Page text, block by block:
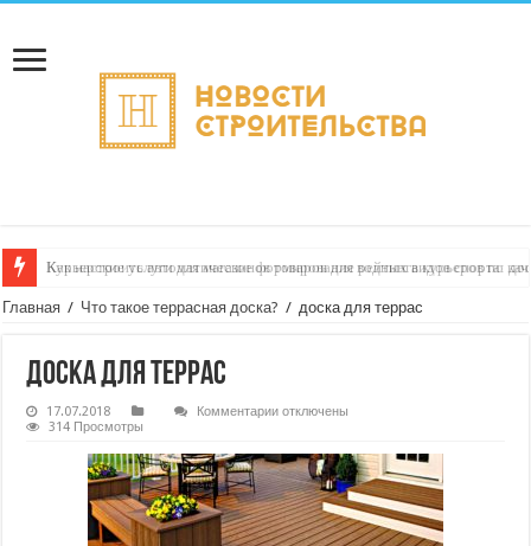
Как настроить автоматическое формирование рейтинга курьеров по
Главная / Что такое террасная доска? / доска для террас
доска для террас
17.07.2018 Комментариик
для
террас
отключены
314 Просмотры